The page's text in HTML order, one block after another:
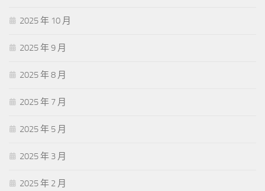
2025 年 10 月
2025 年 9 月
2025 年 8 月
2025 年 7 月
2025 年 5 月
2025 年 3 月
2025 年 2 月